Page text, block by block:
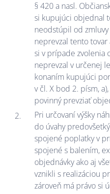
§ 420 a nasl.
si kupujúci objednal
neodstúpil od
neprevzal tento
si v prípade zvolenia
neprevzal v určenej
konaním kupujúci
v čl. X bod 2. písm,
povinný prevziať
Pri určovaní výšky
do úvahy
spojené poplatky v
spojené s balením,
objednávky ako aj
vznikli s realizáciou
zároveň má právo si